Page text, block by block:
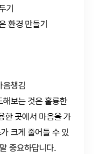
기
환경 만들기
음챙김
보는 것은 훌륭한
한 곳에서 마음을 가
크게 줄어들 수 있
중요하답니다.